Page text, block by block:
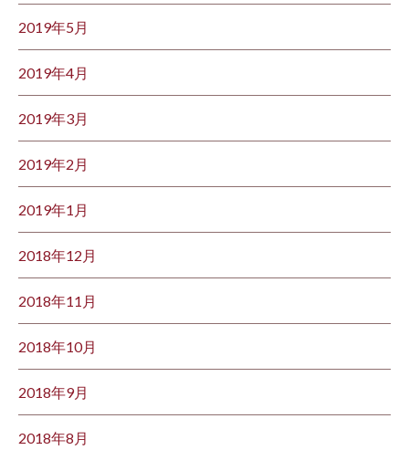
2019年5月
2019年4月
2019年3月
2019年2月
2019年1月
2018年12月
2018年11月
2018年10月
2018年9月
2018年8月